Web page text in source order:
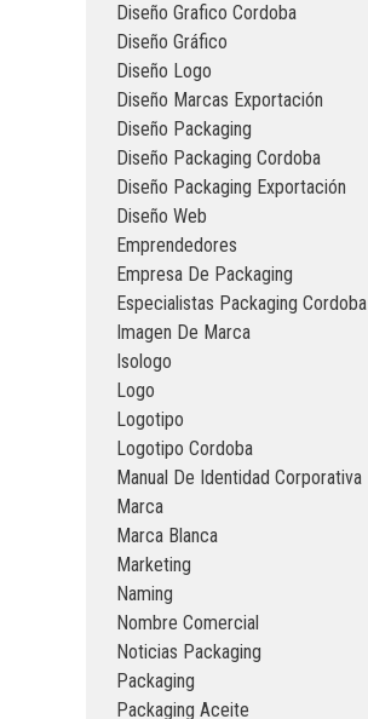
Diseño Grafico Cordoba
Diseño Gráfico
Diseño Logo
Diseño Marcas Exportación
Diseño Packaging
Diseño Packaging Cordoba
Diseño Packaging Exportación
Diseño Web
Emprendedores
Empresa De Packaging
Especialistas Packaging Cordoba
Imagen De Marca
Isologo
Logo
Logotipo
Logotipo Cordoba
Manual De Identidad Corporativa
Marca
Marca Blanca
Marketing
Naming
Nombre Comercial
Noticias Packaging
Packaging
Packaging Aceite